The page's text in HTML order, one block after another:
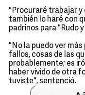
"Procuraré trabajar y
también lo haré con
padrinos para "Rudo
"No la puedo ver más
fallos, cosas de las
probablemente; es
haber vivido de otra
tuviste", sentenció.